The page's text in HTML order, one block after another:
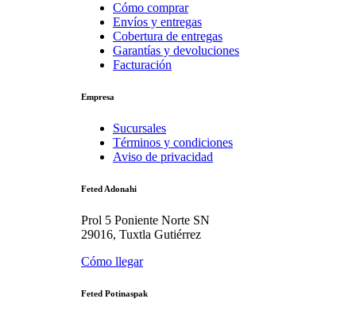
Cómo comprar
Envíos y entregas
Cobertura de entregas
Garantías y devoluciones
Facturación
Empresa
Sucursales
Términos y condiciones
Aviso de privacidad
Feted Adonahi
Prol 5 Poniente Norte SN
29016, Tuxtla Gutiérrez
Cómo llegar
Feted Potinaspak